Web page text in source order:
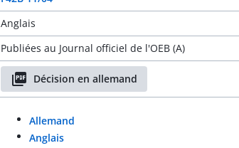
Anglais
Publiées au Journal officiel de l'OEB (A)
Décision en allemand
Allemand
Anglais